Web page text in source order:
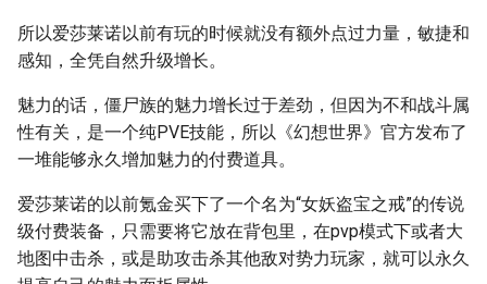
所以爱莎莱诺以前有玩的时候就没有额外点过力量，敏捷和
感知，全凭自然升级增长。
魅力的话，僵尸族的魅力增长过于差劲，但因为不和战斗属
性有关，是一个纯PVE技能，所以《幻想世界》官方发布了
一堆能够永久增加魅力的付费道具。
爱莎莱诺的以前氪金买下了一个名为“女妖盗宝之戒”的传说
级付费装备，只需要将它放在背包里，在pvp模式下或者大
地图中击杀，或是助攻击杀其他敌对势力玩家，就可以永久